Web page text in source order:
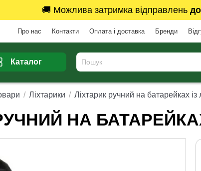
🚚 Можлива затримка відправлень
Про нас Контакти Оплата і доставка Бренди
Каталог
Ліхтарики Ліхтарик ручний на батарейках із
НА